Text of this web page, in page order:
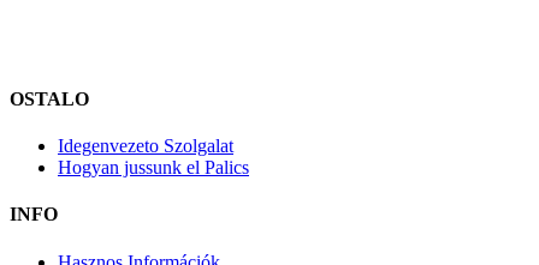
OSTALO
Idegenvezeto Szolgalat
Hogyan jussunk el Palics
INFO